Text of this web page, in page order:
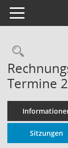
Toggle navigation
Termine
Sitzungen